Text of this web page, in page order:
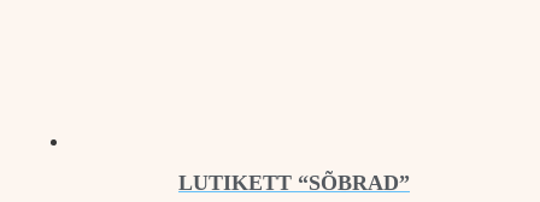
LUTIKETT “SÕBRAD”